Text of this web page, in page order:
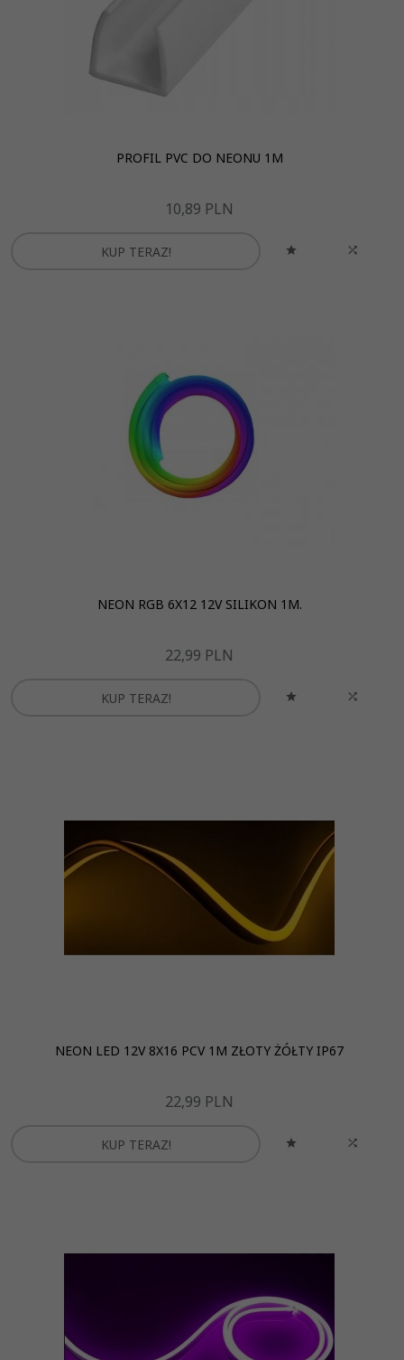
PROFIL PVC DO NEONU 1M
10,89 PLN
KUP TERAZ!
NEON RGB 6X12 12V SILIKON 1M.
22,99 PLN
KUP TERAZ!
NEON LED 12V 8X16 PCV 1M ZŁOTY ŻÓŁTY IP67
22,99 PLN
KUP TERAZ!